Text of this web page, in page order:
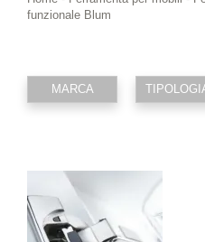
funzionale Blum
MARCA